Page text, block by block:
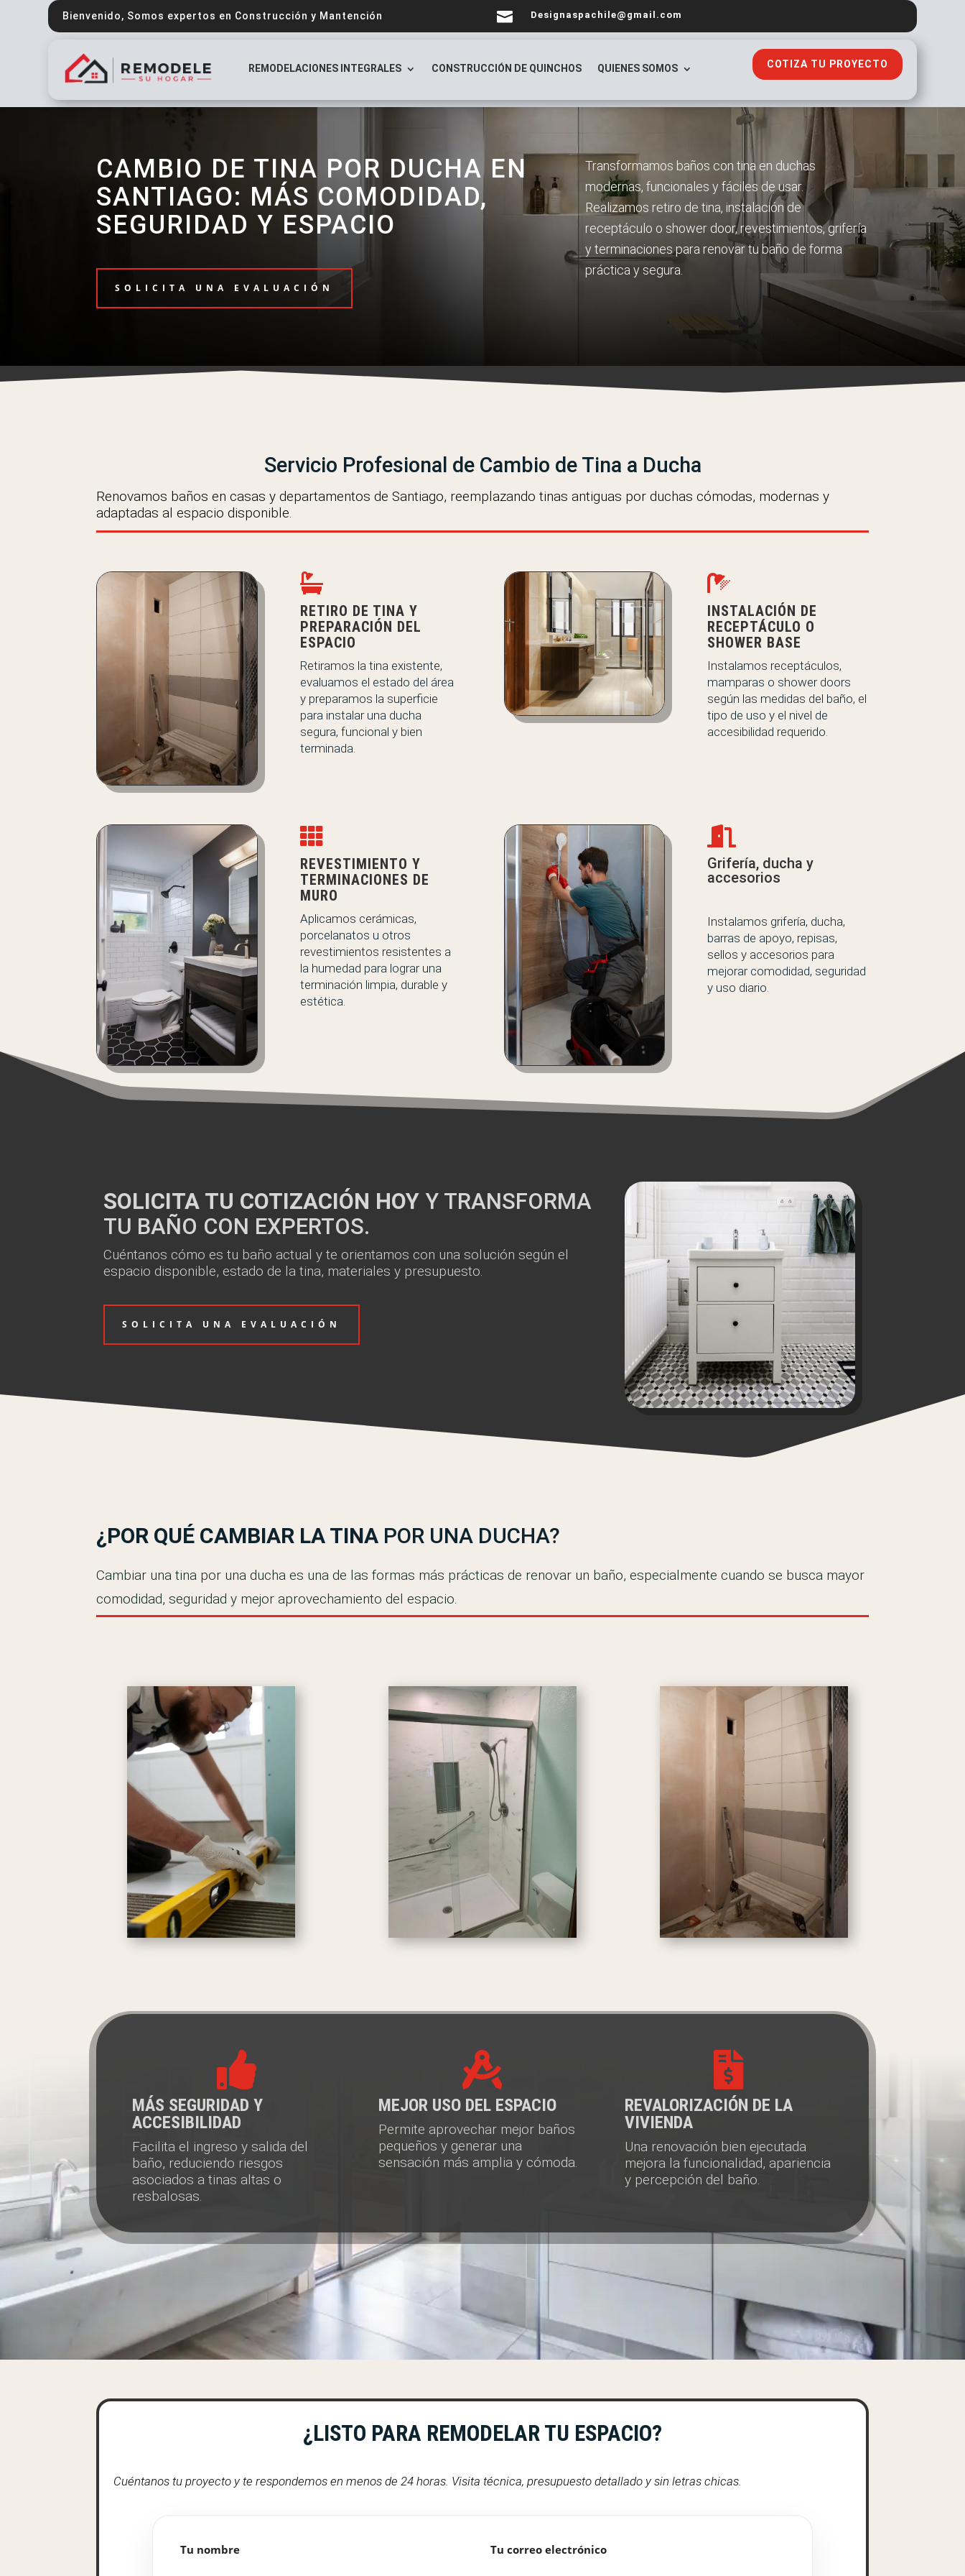
Bienvenido, Somos expertos en Construcción y Mantención  Designaspachile@gmail.com
REMODELACIONES INTEGRALES CONSTRUCCIÓN DE QUINCHOS QUIENES SOMOS COTIZA TU PROYECTO
CAMBIO DE TINA POR DUCHA EN
SANTIAGO: MÁS COMODIDAD,
SEGURIDAD Y ESPACIO
SOLICITA UNA EVALUACIÓN
Transformamos baños con tina en duchas
modernas, funcionales y fáciles de usar.
Realizamos retiro de tina, instalación de
receptáculo o shower door, revestimientos, grifería
y terminaciones para renovar tu baño de forma
práctica y segura.
Servicio Profesional de Cambio de Tina a Ducha
Renovamos baños en casas y departamentos de Santiago, reemplazando tinas antiguas por duchas cómodas, modernas y
adaptadas al espacio disponible.

RETIRO DE TINA Y
PREPARACIÓN DEL
ESPACIO
Retiramos la tina existente,
evaluamos el estado del área
y preparamos la superficie
para instalar una ducha
segura, funcional y bien
terminada.

INSTALACIÓN DE
RECEPTÁCULO O
SHOWER BASE
Instalamos receptáculos,
mamparas o shower doors
según las medidas del baño, el
tipo de uso y el nivel de
accesibilidad requerido.

REVESTIMIENTO Y
TERMINACIONES DE
MURO
Aplicamos cerámicas,
porcelanatos u otros
revestimientos resistentes a
la humedad para lograr una
terminación limpia, durable y
estética.

Grifería, ducha y
accesorios
Instalamos grifería, ducha,
barras de apoyo, repisas,
sellos y accesorios para
mejorar comodidad, seguridad
y uso diario.
SOLICITA TU COTIZACIÓN HOY Y TRANSFORMA
TU BAÑO CON EXPERTOS.
Cuéntanos cómo es tu baño actual y te orientamos con una solución según el
espacio disponible, estado de la tina, materiales y presupuesto.
SOLICITA UNA EVALUACIÓN
¿POR QUÉ CAMBIAR LA TINA POR UNA DUCHA?
Cambiar una tina por una ducha es una de las formas más prácticas de renovar un baño, especialmente cuando se busca mayor
comodidad, seguridad y mejor aprovechamiento del espacio.

MÁS SEGURIDAD Y
ACCESIBILIDAD
Facilita el ingreso y salida del
baño, reduciendo riesgos
asociados a tinas altas o
resbalosas.

MEJOR USO DEL ESPACIO
Permite aprovechar mejor baños
pequeños y generar una
sensación más amplia y cómoda.

REVALORIZACIÓN DE LA
VIVIENDA
Una renovación bien ejecutada
mejora la funcionalidad, apariencia
y percepción del baño.
¿LISTO PARA REMODELAR TU ESPACIO?
Cuéntanos tu proyecto y te respondemos en menos de 24 horas. Visita técnica, presupuesto detallado y sin letras chicas.
Tu nombre Tu correo electrónico